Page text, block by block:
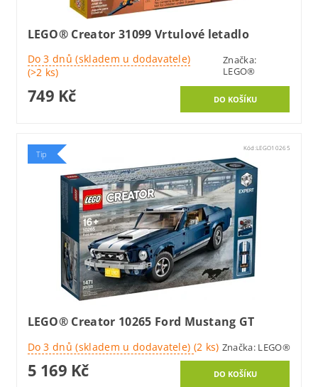
LEGO® Creator 31099 Vrtulové letadlo
Do 3 dnů (skladem u dodavatele)
(>2 ks)
Značka:
LEGO®
749 Kč
Tip
Kód:LEGO10265
LEGO® Creator 10265 Ford Mustang GT
Do 3 dnů (skladem u dodavatele) (2 ks) Značka: LEGO®
5 169 Kč